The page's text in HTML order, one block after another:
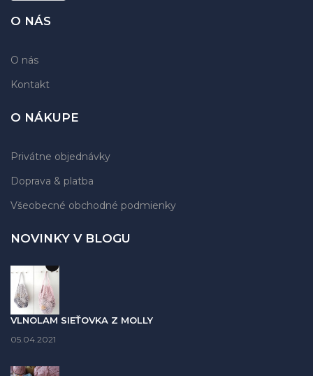
O NÁS
O nás
Kontakt
O NÁKUPE
Privátne objednávky
Doprava & platba
Všeobecné obchodné podmienky
NOVINKY V BLOGU
VLNOLAM SIEŤOVKA Z MOLLY
05.04.2021